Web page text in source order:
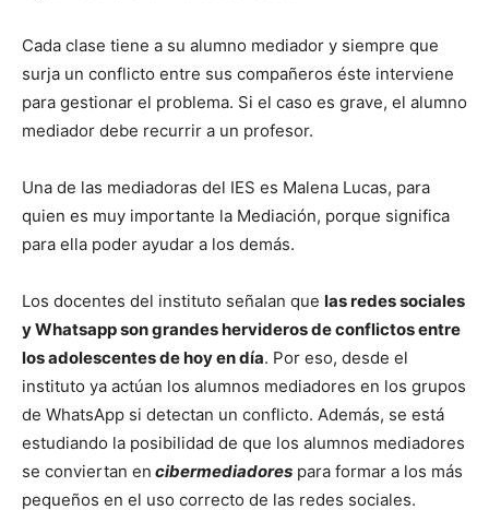
Cada clase tiene a su alumno mediador y siempre que
surja un conflicto entre sus compañeros éste interviene
para gestionar el problema. Si el caso es grave, el alumno
mediador debe recurrir a un profesor.
Una de las mediadoras del IES es Malena Lucas, para
quien es muy importante la Mediación, porque significa
para ella poder ayudar a los demás.
Los docentes del instituto señalan que las redes sociales
y Whatsapp son grandes hervideros de conflictos entre
los adolescentes de hoy en día. Por eso, desde el
instituto ya actúan los alumnos mediadores en los grupos
de WhatsApp si detectan un conflicto. Además, se está
estudiando la posibilidad de que los alumnos mediadores
se conviertan en cibermediadores para formar a los más
pequeños en el uso correcto de las redes sociales.